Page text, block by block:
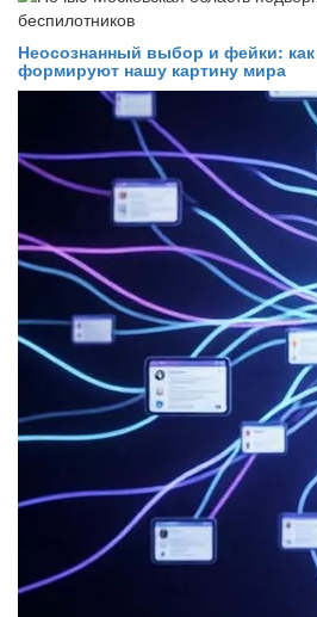
Неосознанный выбор и фейки:
формируют нашу картину мира